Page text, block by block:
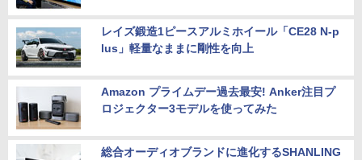
レイズ鍛造1ピースアルミホイール「CE28 N-p
lus」軽量なままに剛性を向上
Amazon プライムデー過去最安! Anker注目プ
ロジェクター3モデルを使ってみた
総合オーディオブランドに進化するSHANLING